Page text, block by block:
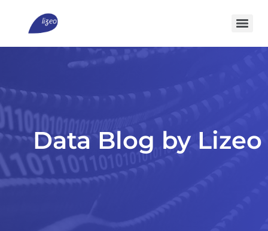
Data Blog by Lizeo